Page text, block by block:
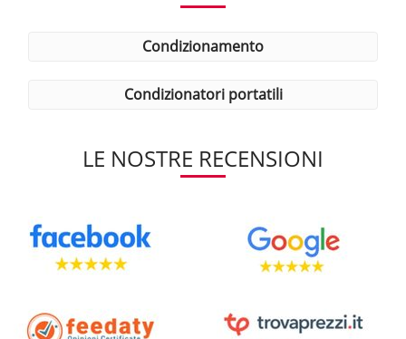
condizionamento
condizionatori portatili
LE NOSTRE RECENSIONI